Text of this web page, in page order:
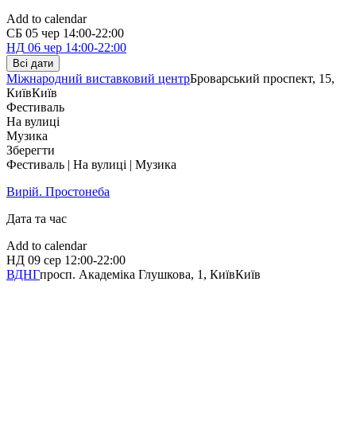
Add to calendar
СБ 05 чер 14:00-22:00
НД 06 чер 14:00-22:00
Всі дати
Міжнародний виставковий центрБроварський проспект, 15,
КиївКиїв
Фестиваль
На вулиці
Музика
Зберегти
Фестиваль | На вулиці | Музика
Вирій. Простонеба
Дата та час
Add to calendar
НД 09 сер 12:00-22:00
ВДНГпросп. Академіка Глушкова, 1, КиївКиїв